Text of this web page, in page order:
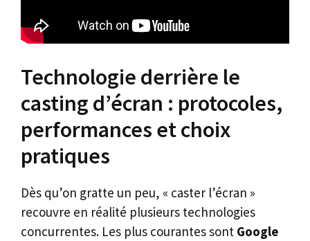
Technologie derrière le
casting d’écran : protocoles,
performances et choix
pratiques
Dès qu’on gratte un peu, « caster l’écran »
recouvre en réalité plusieurs technologies
concurrentes. Les plus courantes sont Google